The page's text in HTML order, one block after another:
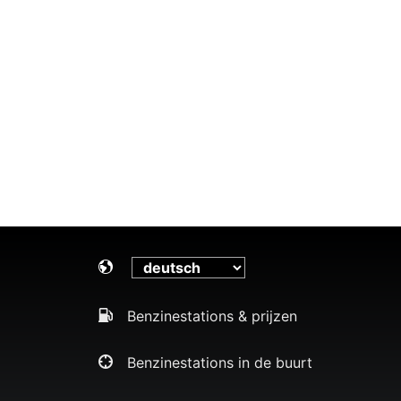
Benzinestations & prijzen
Benzinestations in de buurt